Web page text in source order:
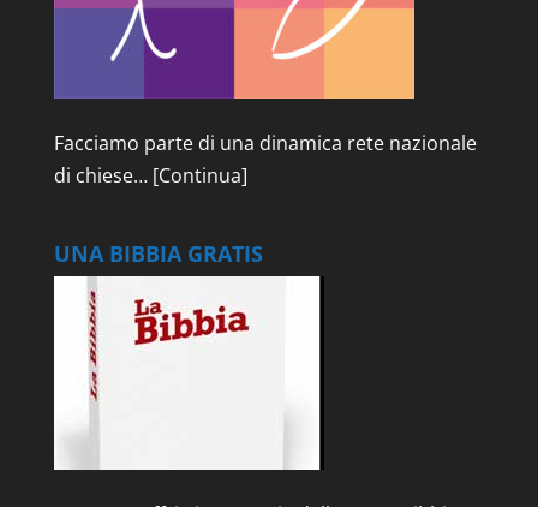
Facciamo parte di una dinamica rete nazionale
di chiese… [Continua]
UNA BIBBIA GRATIS